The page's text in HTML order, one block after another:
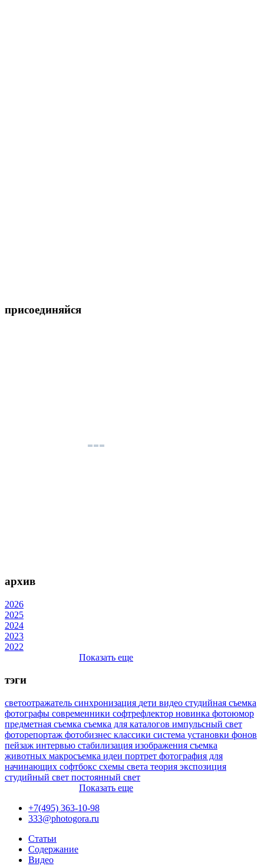
присоединяйся
архив
2026
2025
2024
2023
2022
Показать еще
тэги
светоотражатель синхронизация дети видео студийная съемка
фотографы современники софтрефлектор новинка фотоюмор
предметная съемка съемка для каталогов импульсный свет
фоторепортаж фотобизнес классики система установки фонов
пейзаж интервью стабилизация изображения съемка
животных макросъемка идеи портрет фотография для
начинающих софтбокс схемы света теория экспозиция
студийный свет постоянный свет
Показать еще
+7(495) 363-10-98
333@photogora.ru
Статьи
Содержание
Видео